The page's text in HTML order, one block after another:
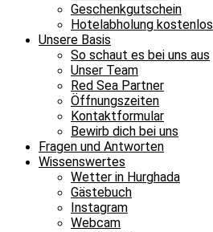
Geschenkgutschein
Hotelabholung kostenlos
Unsere Basis
So schaut es bei uns aus
Unser Team
Red Sea Partner
Öffnungszeiten
Kontaktformular
Bewirb dich bei uns
Fragen und Antworten
Wissenswertes
Wetter in Hurghada
Gästebuch
Instagram
Webcam